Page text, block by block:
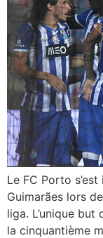
Le FC Porto
Guimarães lors
liga. L’unique
la cinquantième